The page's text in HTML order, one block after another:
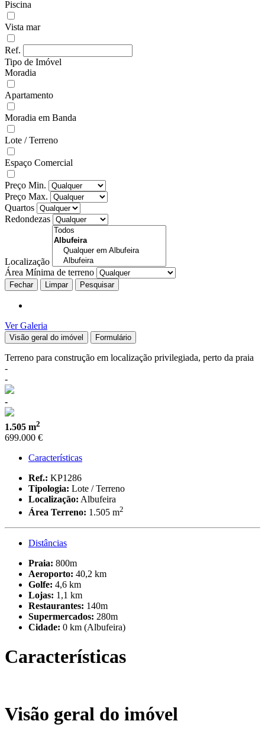
Piscina
Vista mar
Ref.
Tipo de Imóvel
Moradia
Apartamento
Moradia em Banda
Lote / Terreno
Espaço Comercial
Preço Min.
Preço Max.
Quartos
Redondezas
Localização
Área Mínima de terreno
Fechar
Ver Galeria
Visão geral do imóvel Formulário
Terreno para construção em localização privilegiada, perto da praia
-
-
-
1.505 m2
699.000 €
Características
Ref.: KP1286
Tipologia: Lote / Terreno
Localização: Albufeira
Área Terreno: 1.505 m2
Distâncias
Praia: 800m
Aeroporto: 40,2 km
Golfe: 4,6 km
Lojas: 1,1 km
Restaurantes: 140m
Supermercados: 280m
Cidade: 0 km (Albufeira)
Características
Visão geral do imóvel